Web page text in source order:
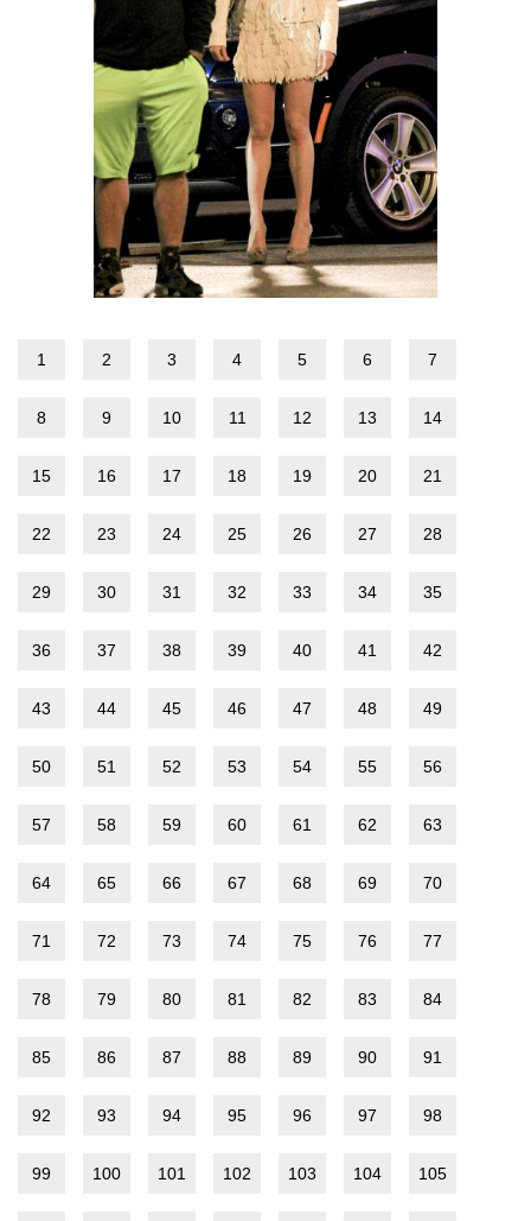
1 2 3 4 5 6 7
8 9 10 11 12 13 14
15 16 17 18 19 20 21
22 23 24 25 26 27 28
29 30 31 32 33 34 35
36 37 38 39 40 41 42
43 44 45 46 47 48 49
50 51 52 53 54 55 56
57 58 59 60 61 62 63
64 65 66 67 68 69 70
71 72 73 74 75 76 77
78 79 80 81 82 83 84
85 86 87 88 89 90 91
92 93 94 95 96 97 98
99 100 101 102 103 104 105